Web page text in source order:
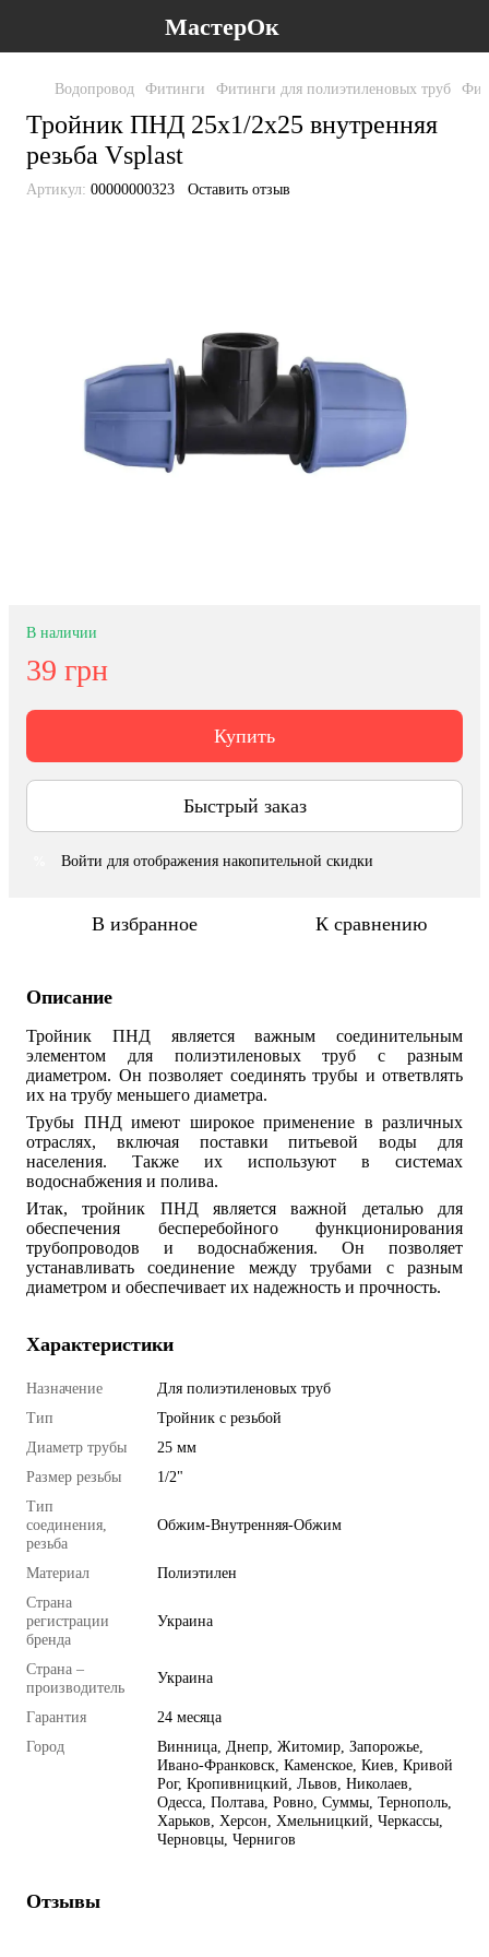
МастерОк
Водопровод Фитинги Фитинги для полиэтиленовых труб
Тройник ПНД 25х1/2х25 внутренняя
резьба Vsplast
Артикул: 00000000323 Оставить отзыв
В наличии
39 грн
Купить
Быстрый заказ
Войти для отображения накопительной скидки
В избранное К сравнению
Описание
Тройник ПНД является важным соединительным
элементом для полиэтиленовых труб с разным
диаметром. Он позволяет соединять трубы и ответвлять
их на трубу меньшего диаметра.
Трубы ПНД имеют широкое применение в различных
отраслях, включая поставки питьевой воды для
населения. Также их используют в системах
водоснабжения и полива.
Итак, тройник ПНД является важной деталью для
обеспечения бесперебойного функционирования
трубопроводов и водоснабжения. Он позволяет
устанавливать соединение между трубами с разным
диаметром и обеспечивает их надежность и прочность.
Характеристики
Назначение
Для полиэтиленовых труб
Тип
Тройник с резьбой
Диаметр трубы
25 мм
Размер резьбы
1/2"
Тип
соединения,
резьба
Обжим-Внутренняя-Обжим
Материал
Полиэтилен
Страна
регистрации
бренда
Украина
Страна –
производитель
Украина
Гарантия
24 месяца
Город
Винница, Днепр, Житомир, Запорожье,
Ивано-Франковск, Каменское, Киев, Кривой
Рог, Кропивницкий, Львов, Николаев,
Одесса, Полтава, Ровно, Суммы, Тернополь,
Харьков, Херсон, Хмельницкий, Черкассы,
Черновцы, Чернигов
Отзывы